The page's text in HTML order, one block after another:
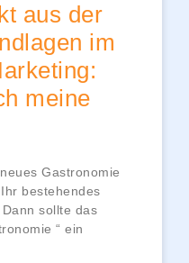
aus der
im
meine
Gastronomie
bestehendes
sollte das
“ ein